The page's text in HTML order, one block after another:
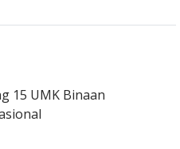
15 UMK Binaan